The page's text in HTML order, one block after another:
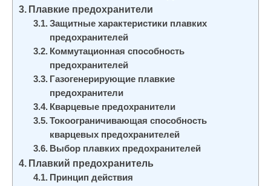
Плавкие предохранители
Защитные характеристики плавких
предохранителей
Коммутационная способность
предохранителей
Газогенерирующие плавкие
предохранители
Кварцевые предохранители
Токоограничивающая способность
кварцевых предохранителей
Выбор плавких предохранителей
Плавкий предохранитель
Принцип действия